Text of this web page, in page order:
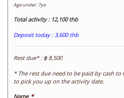
Age under: 7yo
Total activity : 12,100 thb
Deposit today : 3,600 thb
Rest due* : ฿ 8,500
* The rest due need to be paid by cash
to pick you up on the activity date.
Name *